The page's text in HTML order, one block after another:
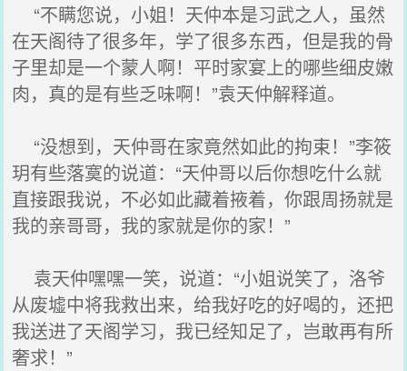
“不瞒您说，小姐！天仲本是习武之人，虽然
在天阁待了很多年，学了很多东西，但是我的骨
子里却是一个蒙人啊！平时家宴上的哪些细皮嫩
肉，真的是有些乏味啊！”袁天仲解释道。
“没想到，天仲哥在家竟然如此的拘束！”李筱
玥有些落寞的说道：“天仲哥以后你想吃什么就
直接跟我说，不必如此藏着掖着，你跟周扬就是
我的亲哥哥，我的家就是你的家！”
袁天仲嘿嘿一笑，说道：“小姐说笑了，洛爷
从废墟中将我救出来，给我好吃的好喝的，还把
我送进了天阁学习，我已经知足了，岂敢再有所
奢求！”